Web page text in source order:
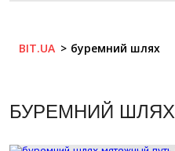
BIT.UA буремний шлях
БУРЕМНИЙ ШЛЯХ